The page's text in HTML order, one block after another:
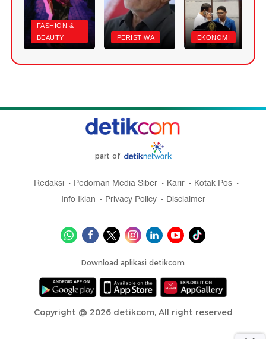
FASHION &
BEAUTY
PERISTIWA EKONOMI
part of
Redaksi Pedoman Media Siber Karir
Kotak Pos
Info Iklan
Privacy Policy Disclaimer
Download aplikasi detikcom
Copyright @ 2026 detikcom, All right reserved